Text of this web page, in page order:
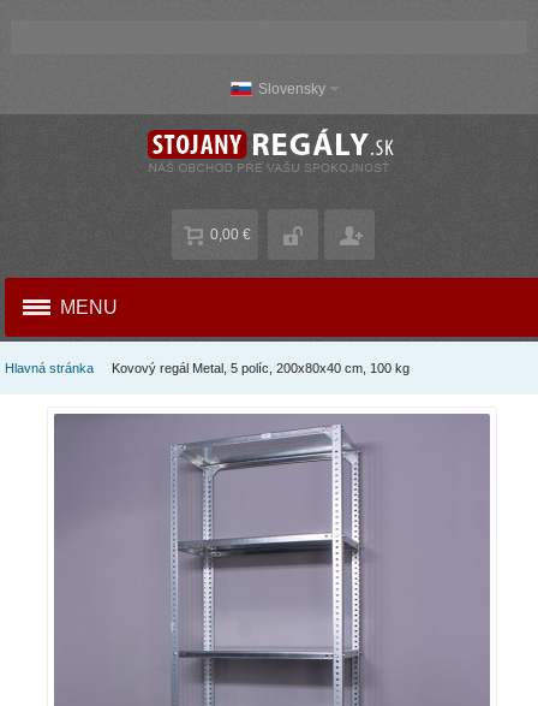
Slovensky
0,00 €
MENU
Hlavná stránka Kovový regál Metal, 5 políc, 200x80x40 cm, 100 kg